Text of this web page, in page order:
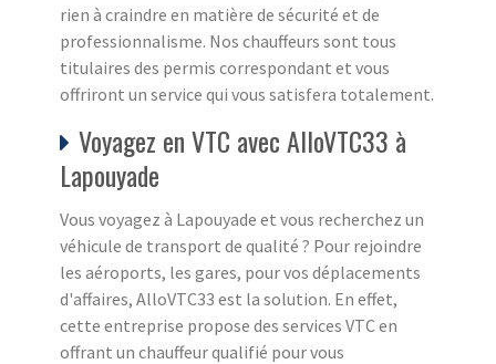
rien à craindre en matière de sécurité et de
professionnalisme. Nos chauffeurs sont tous
titulaires des permis correspondant et vous
offriront un service qui vous satisfera totalement.
Voyagez en VTC avec AlloVTC33 à
Lapouyade
Vous voyagez à Lapouyade et vous recherchez un
véhicule de transport de qualité ? Pour rejoindre
les aéroports, les gares, pour vos déplacements
d'affaires, AlloVTC33 est la solution. En effet,
cette entreprise propose des services VTC en
offrant un chauffeur qualifié pour vous